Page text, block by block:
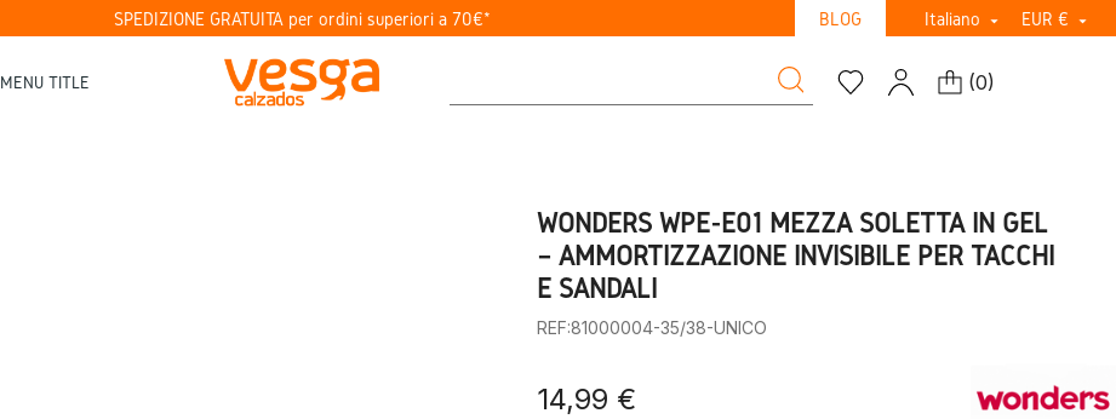
SPEDIZIONE GRATUITA per ordini superiori a 70€* BLOG Italiano  EUR € 
MENU TITLE (0)
WONDERS WPE-E01 MEZZA SOLETTA IN GEL
– AMMORTIZZAZIONE INVISIBILE PER TACCHI
E SANDALI
REF:81000004-35/38-UNICO
14,99 €